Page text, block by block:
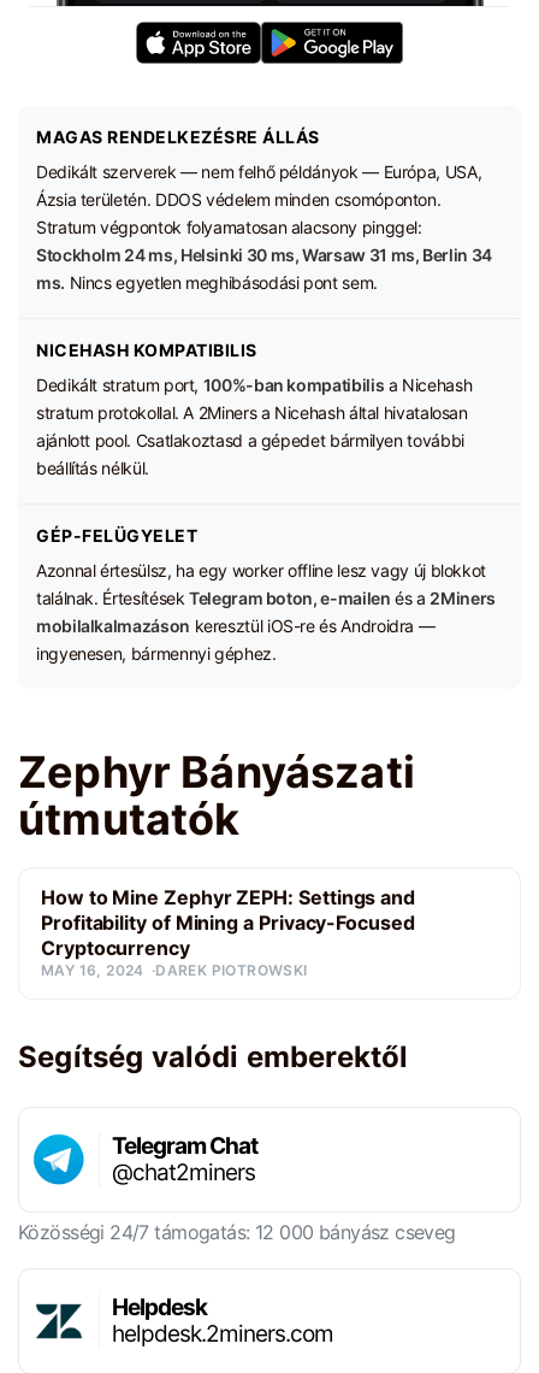
MAGAS RENDELKEZÉSRE ÁLLÁS
Dedikált szerverek — nem felhő példányok — Európa, USA,
Ázsia területén. DDOS védelem minden csomóponton.
Stratum végpontok folyamatosan alacsony pinggel:
Stockholm 24 ms, Helsinki 30 ms, Warsaw 31 ms, Berlin 34
ms. Nincs egyetlen meghibásodási pont sem.
NICEHASH KOMPATIBILIS
Dedikált stratum port, 100%-ban kompatibilis a Nicehash
stratum protokollal. A 2Miners a Nicehash által hivatalosan
ajánlott pool. Csatlakoztasd a gépedet bármilyen további
beállítás nélkül.
GÉP-FELÜGYELET
Azonnal értesülsz, ha egy worker offline lesz vagy új blokkot
találnak. ÉrtesítésekTelegram boton, e-mailen és a 2Miners
mobilalkalmazáson keresztül iOS-re és Androidra —
ingyenesen, bármennyi géphez.
Zephyr Bányászati
útmutatók
How to Mine Zephyr ZEPH: Settings and
Profitability of Mining a Privacy-Focused
Cryptocurrency
MAY 16, 2024 DAREK PIOTROWSKI
Segítség valódi emberektől
Telegram Chat
@chat2miners
Közösségi 24/7 támogatás: 12 000 bányász cseveg
Helpdesk
helpdesk.2miners.com